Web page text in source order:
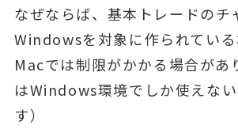
なぜならば、基本トレードのチ
Windowsを対象に作られている
Macでは制限がかかる場合があ
はWindows環境でしか使えな
す）